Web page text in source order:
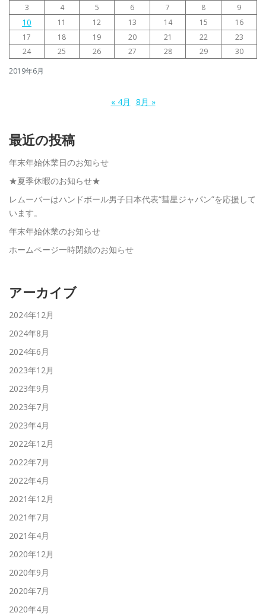
2019年6月
3
4 5 6 7 8 9
10 11 12 13 14 15
16
17
18 19 20 21 22
23
24
25 26 27 28 29 30
« 4月 8月 »
最近の投稿
年末年始休業日のお知らせ
★夏季休暇のお知らせ★
レムーバーはハンドボール男子日本代表“彗星ジャパン”を応援して
います。
年末年始休業のお知らせ
ホームページ一時閉鎖のお知らせ
アーカイブ
2024年12月
2024年8月
2024年6月
2023年12月
2023年9月
2023年7月
2023年4月
2022年12月
2022年7月
2022年4月
2021年12月
2021年7月
2021年4月
2020年12月
2020年9月
2020年7月
2020年4月